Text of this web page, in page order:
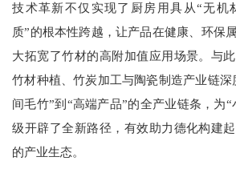
技术革新不仅实现了厨房用具从“无机
质”的根本性跨越，让产品在健康、环保
大拓宽了竹材的高附加值应用场景。与
竹材种植、竹炭加工与陶瓷制造产业链深
间毛竹”到“高端产品”的全产业链条，为
级开辟了全新路径，有效助力德化构建
的产业生态。